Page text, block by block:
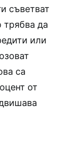
съветват
трябва да
или
са
от